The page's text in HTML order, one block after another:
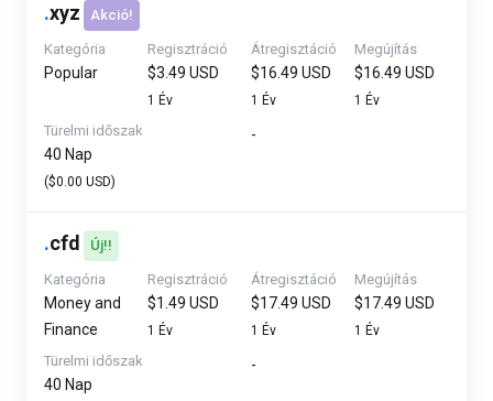
.xyz Akció!
Kategória
Popular
Regisztráció
$3.49 USD
1 Év
Átregisztáció
$16.49 USD
1 Év
Megújítás
$16.49 USD
1 Év
Türelmi időszak
40 Nap
($0.00 USD)
-
.cfd Új!!
Kategória
Money and
Finance
Regisztráció
$1.49 USD
1 Év
Átregisztáció
$17.49 USD
1 Év
Megújítás
$17.49 USD
1 Év
Türelmi időszak
40 Nap
-